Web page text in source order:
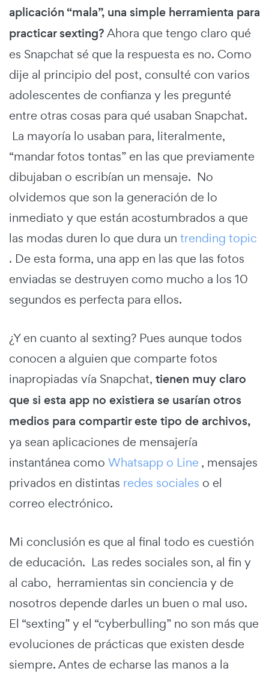
aplicación “mala”, una simple herramienta para
practicar sexting?Ahora que tengo claro qué
es Snapchat sé que la respuesta es no. Como
dije al principio del post, consulté con varios
adolescentes de confianza y les pregunté
entre otras cosas para qué usaban Snapchat.
La mayoría lo usaban para, literalmente,
“mandar fotos tontas” en las que previamente
dibujaban o escribían un mensaje. No
olvidemos que son la generación de lo
inmediato y que están acostumbrados a que
las modas duren lo que dura un trending topic
. De esta forma, una app en las que las fotos
enviadas se destruyen como mucho a los 10
segundos es perfecta para ellos.
¿Y en cuanto al sexting? Pues aunque todos
conocen a alguien que comparte fotos
inapropiadas vía Snapchat, tienen muy claro
que si esta app no existiera se usarían otros
medios para compartir este tipo de archivos,
ya sean aplicaciones de mensajería
instantánea como Whatsapp o Line , mensajes
privados en distintas redes sociales o el
correo electrónico.
Mi conclusión es que al final todo es cuestión
de educación. Las redes sociales son, al fin y
al cabo, herramientas sin conciencia y de
nosotros depende darles un buen o mal uso.
El “sexting” y el “cyberbulling” no son más que
evoluciones de prácticas que existen desde
siempre. Antes de echarse las manos a la